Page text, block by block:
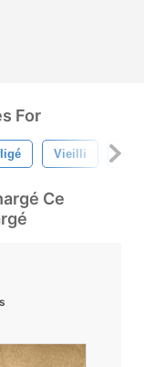
For
Vieilli Ridé
Ce